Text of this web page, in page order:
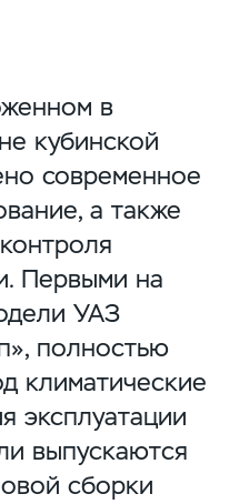
в
кубинской
современное
а также
Первыми на
УАЗ
полностью
климатические
эксплуатации
выпускаются
сборки